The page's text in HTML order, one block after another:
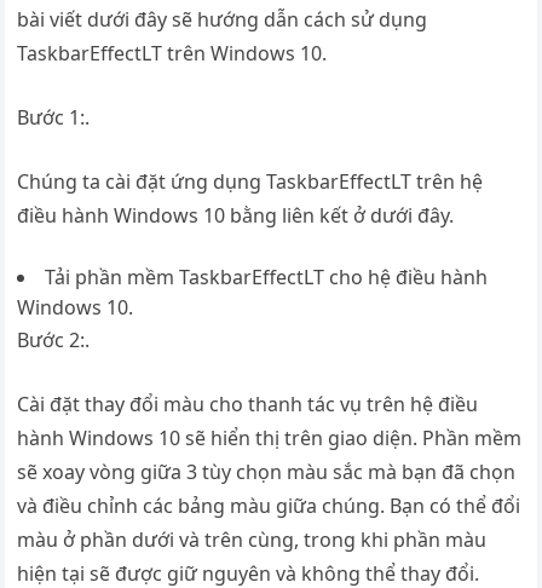
bài viết dưới đây sẽ hướng dẫn cách sử dụng
TaskbarEffectLT trên Windows 10.
Bước 1:.
Chúng ta cài đặt ứng dụng TaskbarEffectLT trên hệ
điều hành Windows 10 bằng liên kết ở dưới đây.
Tải phần mềm TaskbarEffectLT cho hệ điều hành
Windows 10.
Bước 2:.
Cài đặt thay đổi màu cho thanh tác vụ trên hệ điều
hành Windows 10 sẽ hiển thị trên giao diện. Phần mềm
sẽ xoay vòng giữa 3 tùy chọn màu sắc mà bạn đã chọn
và điều chỉnh các bảng màu giữa chúng. Bạn có thể đổi
màu ở phần dưới và trên cùng, trong khi phần màu
hiện tại sẽ được giữ nguyên và không thể thay đổi.